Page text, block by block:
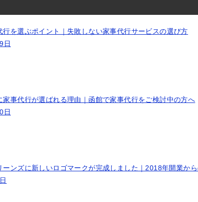
行を選ぶポイント｜失敗しない家事代行サービスの選び方
日
家事代行が選ばれる理由｜函館で家事代行をご検討中の方へ
日
ーンズに新しいロゴマークが完成しました｜2018年開業か